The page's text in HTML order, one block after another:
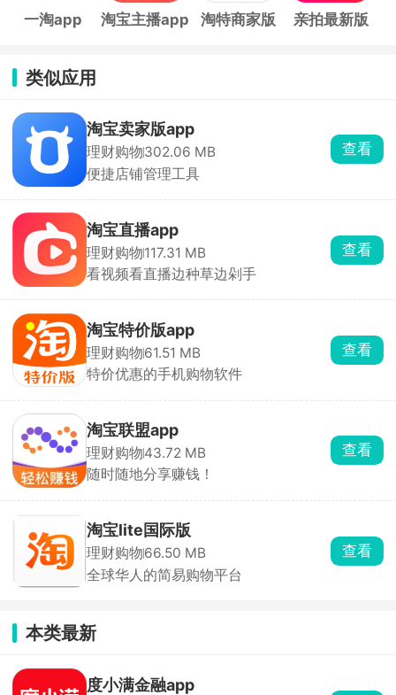
一淘app 淘宝主播app
淘特商家版
亲拍最新版
类似应用
淘宝卖家版app
理财购物302.06 MB
便捷店铺管理工具
查看
淘宝直播app
理财购物117.31 MB
看视频看直播边种草边剁手
查看
淘宝特价版app
理财购物61.51 MB
特价优惠的手机购物软件
查看
淘宝联盟app
理财购物43.72 MB
随时随地分享赚钱！
查看
淘宝lite国际版
理财购物66.50 MB
全球华人的简易购物平台
查看
本类最新
度小满金融app